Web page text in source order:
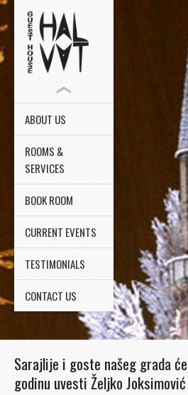
ABOUT US
ROOMS &
SERVICES
BOOK ROOM
CURRENT EVENTS
TESTIMONIALS
CONTACT US
Sarajlije i goste našeg grada
godinu uvesti Željko Joksimović